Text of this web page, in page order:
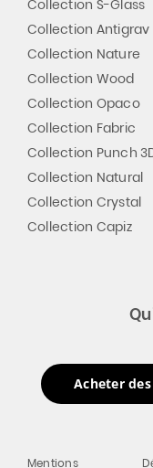
Collection S-Glass
Collection Antigrav
Collection Nature
Collection Wood
Collection Opaco
Collection Fabric
Collection Punch
Collection Natural
Collection Crystal
Collection Capiz
Acheter
Mentions